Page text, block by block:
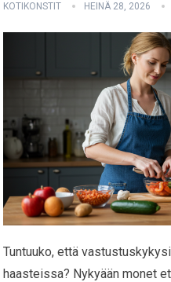
KOTIKONSTIT HEINÄ 28, 2026
Tuntuuko, että
haasteissa? Nykyään monet